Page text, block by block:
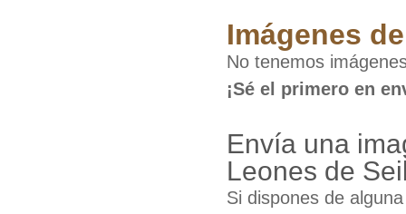
Imágenes
No tenemos
¡Sé el primero en
Envía una
Leones de
Si dispones de